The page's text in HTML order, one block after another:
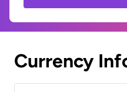
Currency